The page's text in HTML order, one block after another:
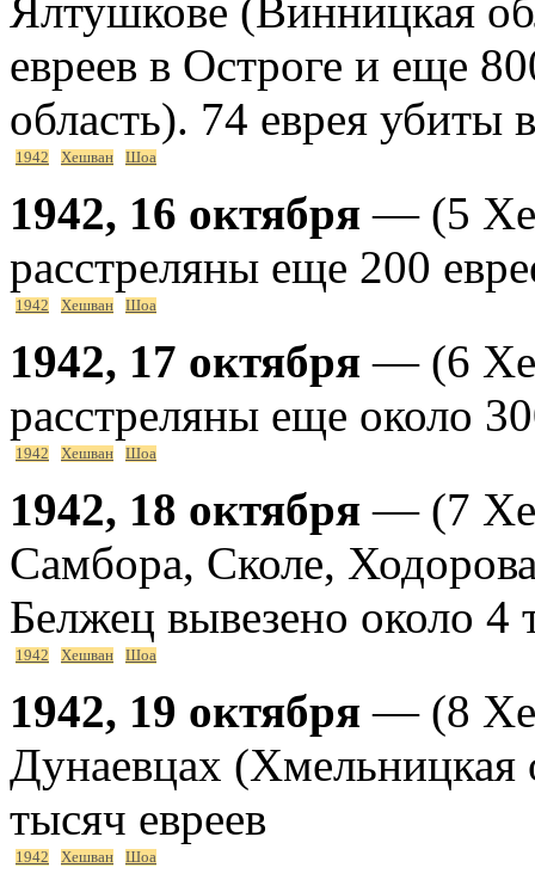
Ялтушкове (Винницкая
евреев в Остроге и еще
область). 74 еврея убиты
1942 Хешван Шоа
1942, 16 октября — (5
расстреляны еще 200
1942 Хешван Шоа
1942, 17 октября — (6
расстреляны еще около
1942 Хешван Шоа
1942, 18 октября — (7
Самбора, Сколе,
Белжец вывезено около 4
1942 Хешван Шоа
1942, 19 октября — (8
Дунаевцах (Хмельницкая
тысяч евреев
1942 Хешван Шоа